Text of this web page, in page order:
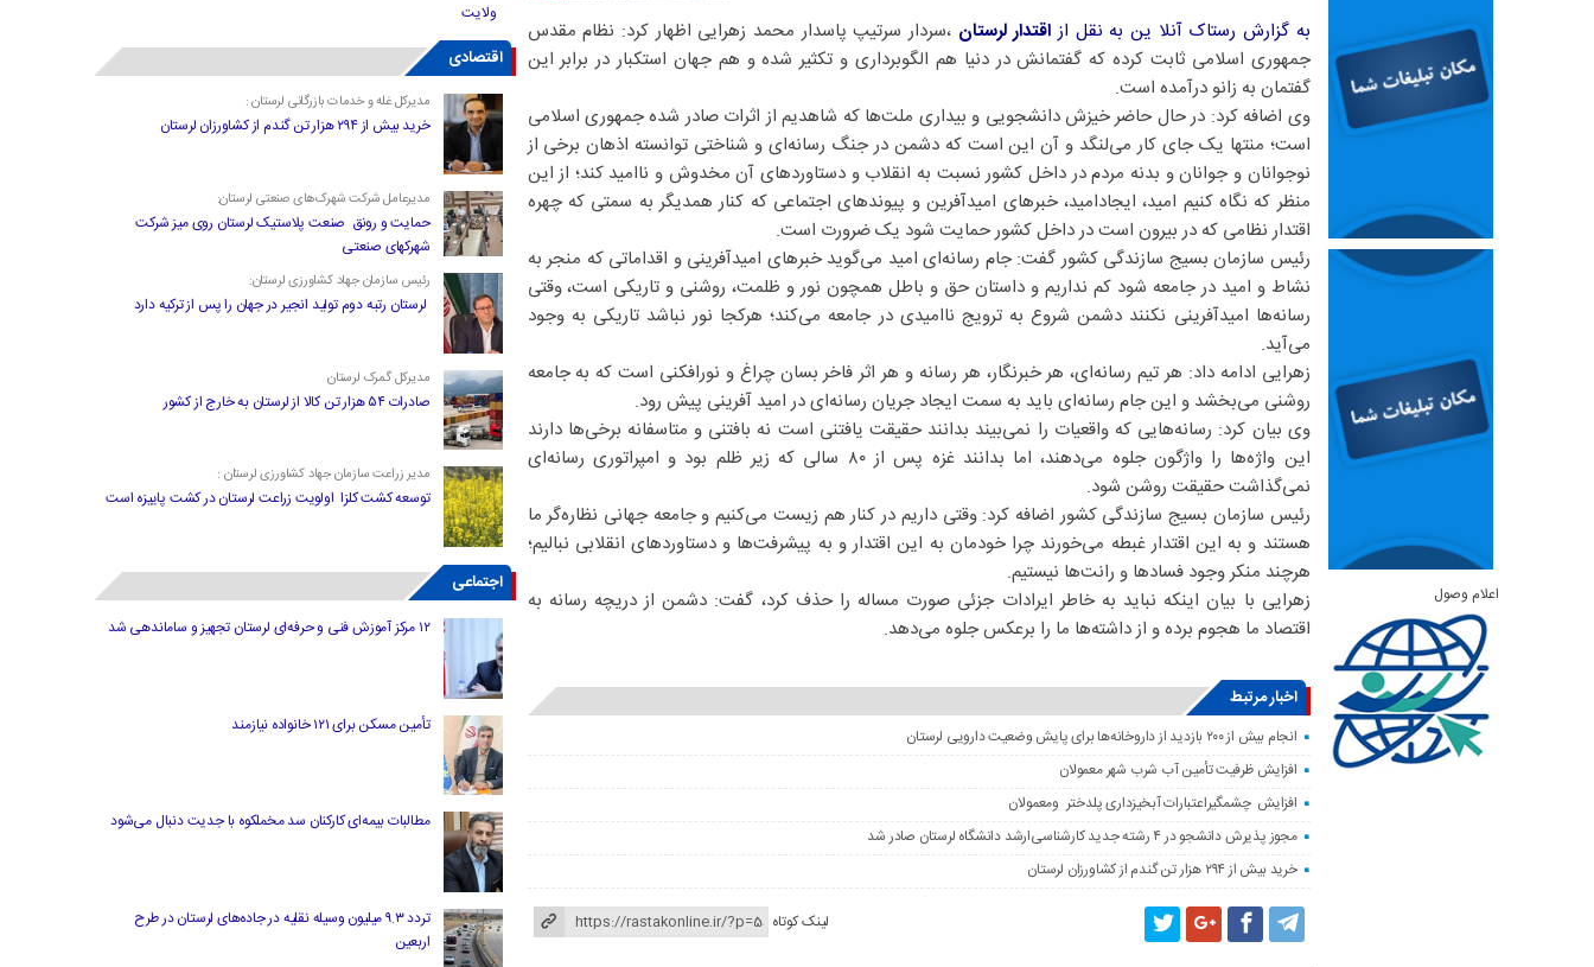
به گزارش رستاک آنلا ین به نقل از اقتدار لرستان ،سردار سرتیپ پاسدار محمد زهرایی اظهار کرد: نظام مقدس
جمهوری اسلامی ثابت کرده که گفتمانش در دنیا هم الگوبرداری و تکثیر شده و هم جهان استکبار در برابر این
گفتمان به زانو درآمده است.
وی اضافه کرد: در حال حاضر خیزش دانشجویی و بیداری ملت‌ها که شاهدیم از اثرات صادر شده جمهوری اسلامی
است؛ منتها یک جای کار می‌لنگد و آن این است که دشمن در جنگ رسانه‌ای و شناختی توانسته اذهان برخی از
نوجوانان و جوانان و بدنه مردم در داخل کشور نسبت به انقلاب و دستاوردهای آن مخدوش و ناامید کند؛ از این
منظر که نگاه کنیم امید، ایجادامید، خبرهای امیدآفرین و پیوندهای اجتماعی که کنار همدیگر به سمتی که چهره
اقتدار نظامی که در بیرون است در داخل کشور حمایت شود یک ضرورت است.
رئیس سازمان بسیج سازندگی کشور گفت: جام رسانه‌ای امید می‌گوید خبرهای امیدآفرینی و اقداماتی که منجر به
نشاط و امید در جامعه شود کم نداریم و داستان حق و باطل همچون نور و ظلمت، روشنی و تاریکی است، وقتی
رسانه‌ها امیدآفرینی نکنند دشمن شروع به ترویج ناامیدی در جامعه می‌کند؛ هرکجا نور نباشد تاریکی به وجود
می‌آید.
زهرایی ادامه داد: هر تیم رسانه‌ای، هر خبرنگار، هر رسانه و هر اثر فاخر بسان چراغ و نورافکنی است که به جامعه
روشنی می‌بخشد و این جام رسانه‌ای باید به سمت ایجاد جریان رسانه‌ای در امید آفرینی پیش رود.
وی بیان کرد: رسانه‌هایی که واقعیات را نمی‌بیند بدانند حقیقت یافتنی است نه بافتنی و متاسفانه برخی‌ها دارند
این واژه‌ها را واژگون جلوه می‌دهند، اما بدانند غزه پس از ۸۰ سالی که زیر ظلم بود و امپراتوری رسانه‌ای
نمی‌گذاشت حقیقت روشن شود.
رئیس سازمان بسیج سازندگی کشور اضافه کرد: وقتی داریم در کنار هم زیست می‌کنیم و جامعه جهانی نظاره‌گر ما
هستند و به این اقتدار غبطه می‌خورند چرا خودمان به این اقتدار و به پیشرفت‌ها و دستاوردهای انقلابی نبالیم؛
هرچند منکر وجود فسادها و رانت‌ها نیستیم.
زهرایی با بیان اینکه نباید به خاطر ایرادات جزئی صورت مساله را حذف کرد، گفت: دشمن از دریچه رسانه به
اقتصاد ما هجوم برده و از داشته‌ها ما را برعکس جلوه می‌دهد.
اخبار مرتبط
انجام بیش از ۲۰۰ بازدید از داروخانه‌ها برای پایش وضعیت دارویی لرستان
افزایش ظرفیت تأمین آب شرب شهر معمولان
افزایش چشمگیراعتبارات آبخیزداری پلدختر ومعمولان
مجوز پذیرش دانشجو در ۴ رشته جدید کارشناسی‌ارشد دانشگاه لرستان صادر شد
خرید بیش از ۲۹۴ هزار تن گندم از کشاورزان لرستان
لینک کوتاه
اعلام وصول
ولایت
اقتصادی
مدیرکل غله و خدمات بازرگانی لرستان :
خرید بیش از ۲۹۴ هزار تن گندم از کشاورزان لرستان
مدیرعامل شرکت شهرک‌های صنعتی لرستان:
حمایت و رونق صنعت پلاستیک لرستان روی میز شرکت
شهرکهای صنعتی
رئیس سازمان جهاد کشاورزی لرستان:
لرستان رتبه دوم تولید انجیر در جهان را پس از ترکیه دارد
مدیرکل گمرک لرستان
صادرات ۵۴ هزار تن کالا از لرستان به خارج از کشور
مدیر زراعت سازمان جهاد کشاورزی لرستان :
توسعه کشت کلزا اولویت زراعت لرستان در کشت پاییزه است
اجتماعی
۱۲ مرکز آموزش فنی و حرفه‌ای لرستان تجهیز و ساماندهی شد
تأمین مسکن برای ۱۲۱ خانواده نیازمند
مطالبات بیمه‌ای کارکنان سد مخملکوه با جدیت دنبال می‌شود
تردد ۹.۳ میلیون وسیله نقلیه در جاده‌های لرستان در طرح
اربعین